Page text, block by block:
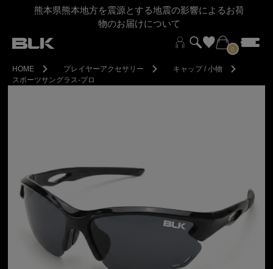
熊本県熊本地方を震源とする地震の影響によるお荷
物のお届けについて
0
HOME プレイヤーアクセサリー
キャップ / 小物
スポーツサングラス-プロ